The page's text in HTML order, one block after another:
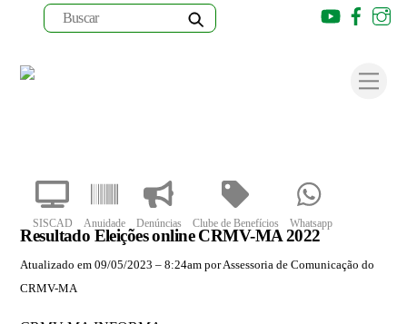
SISCAD Anuidade Denúncias Clube de Benefícios Whatsapp
Youtube
Resultado Eleições online CRMV-MA 2022
Atualizado em 09/05/2023 – 8:24am por Assessoria de Comunicação do
CRMV-MA